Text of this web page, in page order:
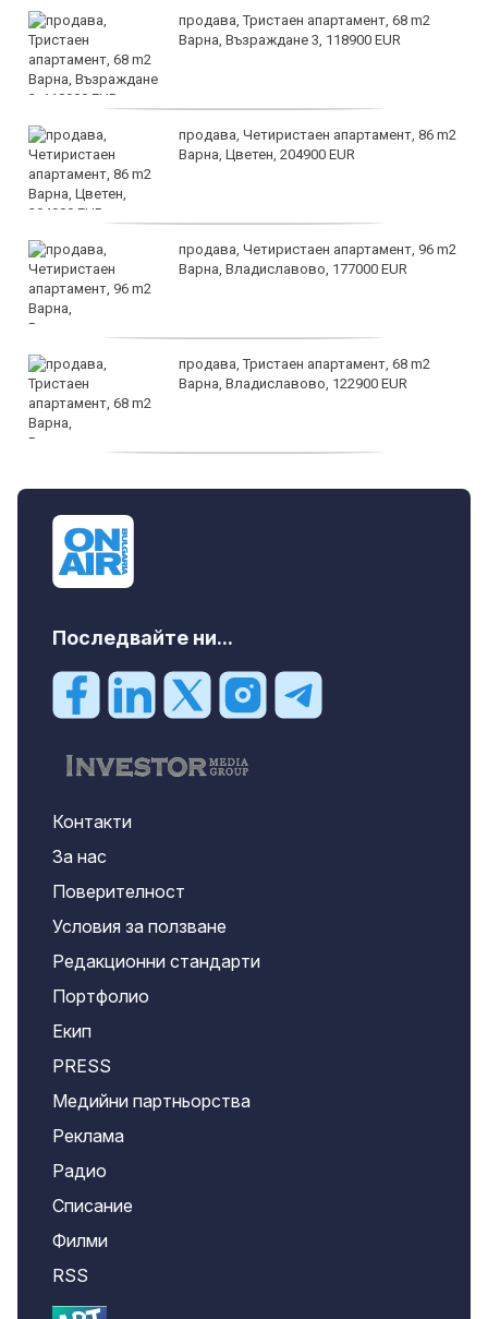
продава, Тристаен апартамент, 68 m2
Варна, Възраждане 3, 118900 EUR
продава, Четиристаен апартамент, 86 m2
Варна, Цветен, 204900 EUR
продава, Четиристаен апартамент, 96 m2
Варна, Владиславово, 177000 EUR
продава, Тристаен апартамент, 68 m2
Варна, Владиславово, 122900 EUR
Последвайте ни...
Контакти
За нас
Поверителност
Условия за ползване
Редакционни стандарти
Портфолио
Екип
PRESS
Медийни партньорства
Реклама
Радио
Списание
Филми
RSS